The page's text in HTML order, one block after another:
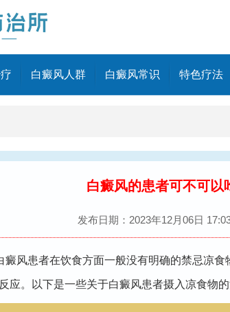
白癜风人群 白癜风常识 特色疗法
白癜风的患者可不可以
发布日期：2023年12月06日
癜风患者在饮食方面一般没有明确的禁忌凉
应。以下是一些关于白癜风患者摄入凉食物的